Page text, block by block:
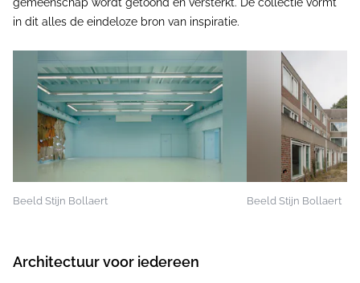
in dit alles de eindeloze bron van inspiratie.
Beeld Stijn Bollaert Beeld Stijn Bollaert
Architectuur voor iedereen